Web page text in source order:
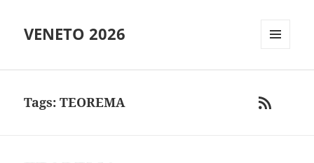
VENETO 2026
RSS
Tags: TEOREMA